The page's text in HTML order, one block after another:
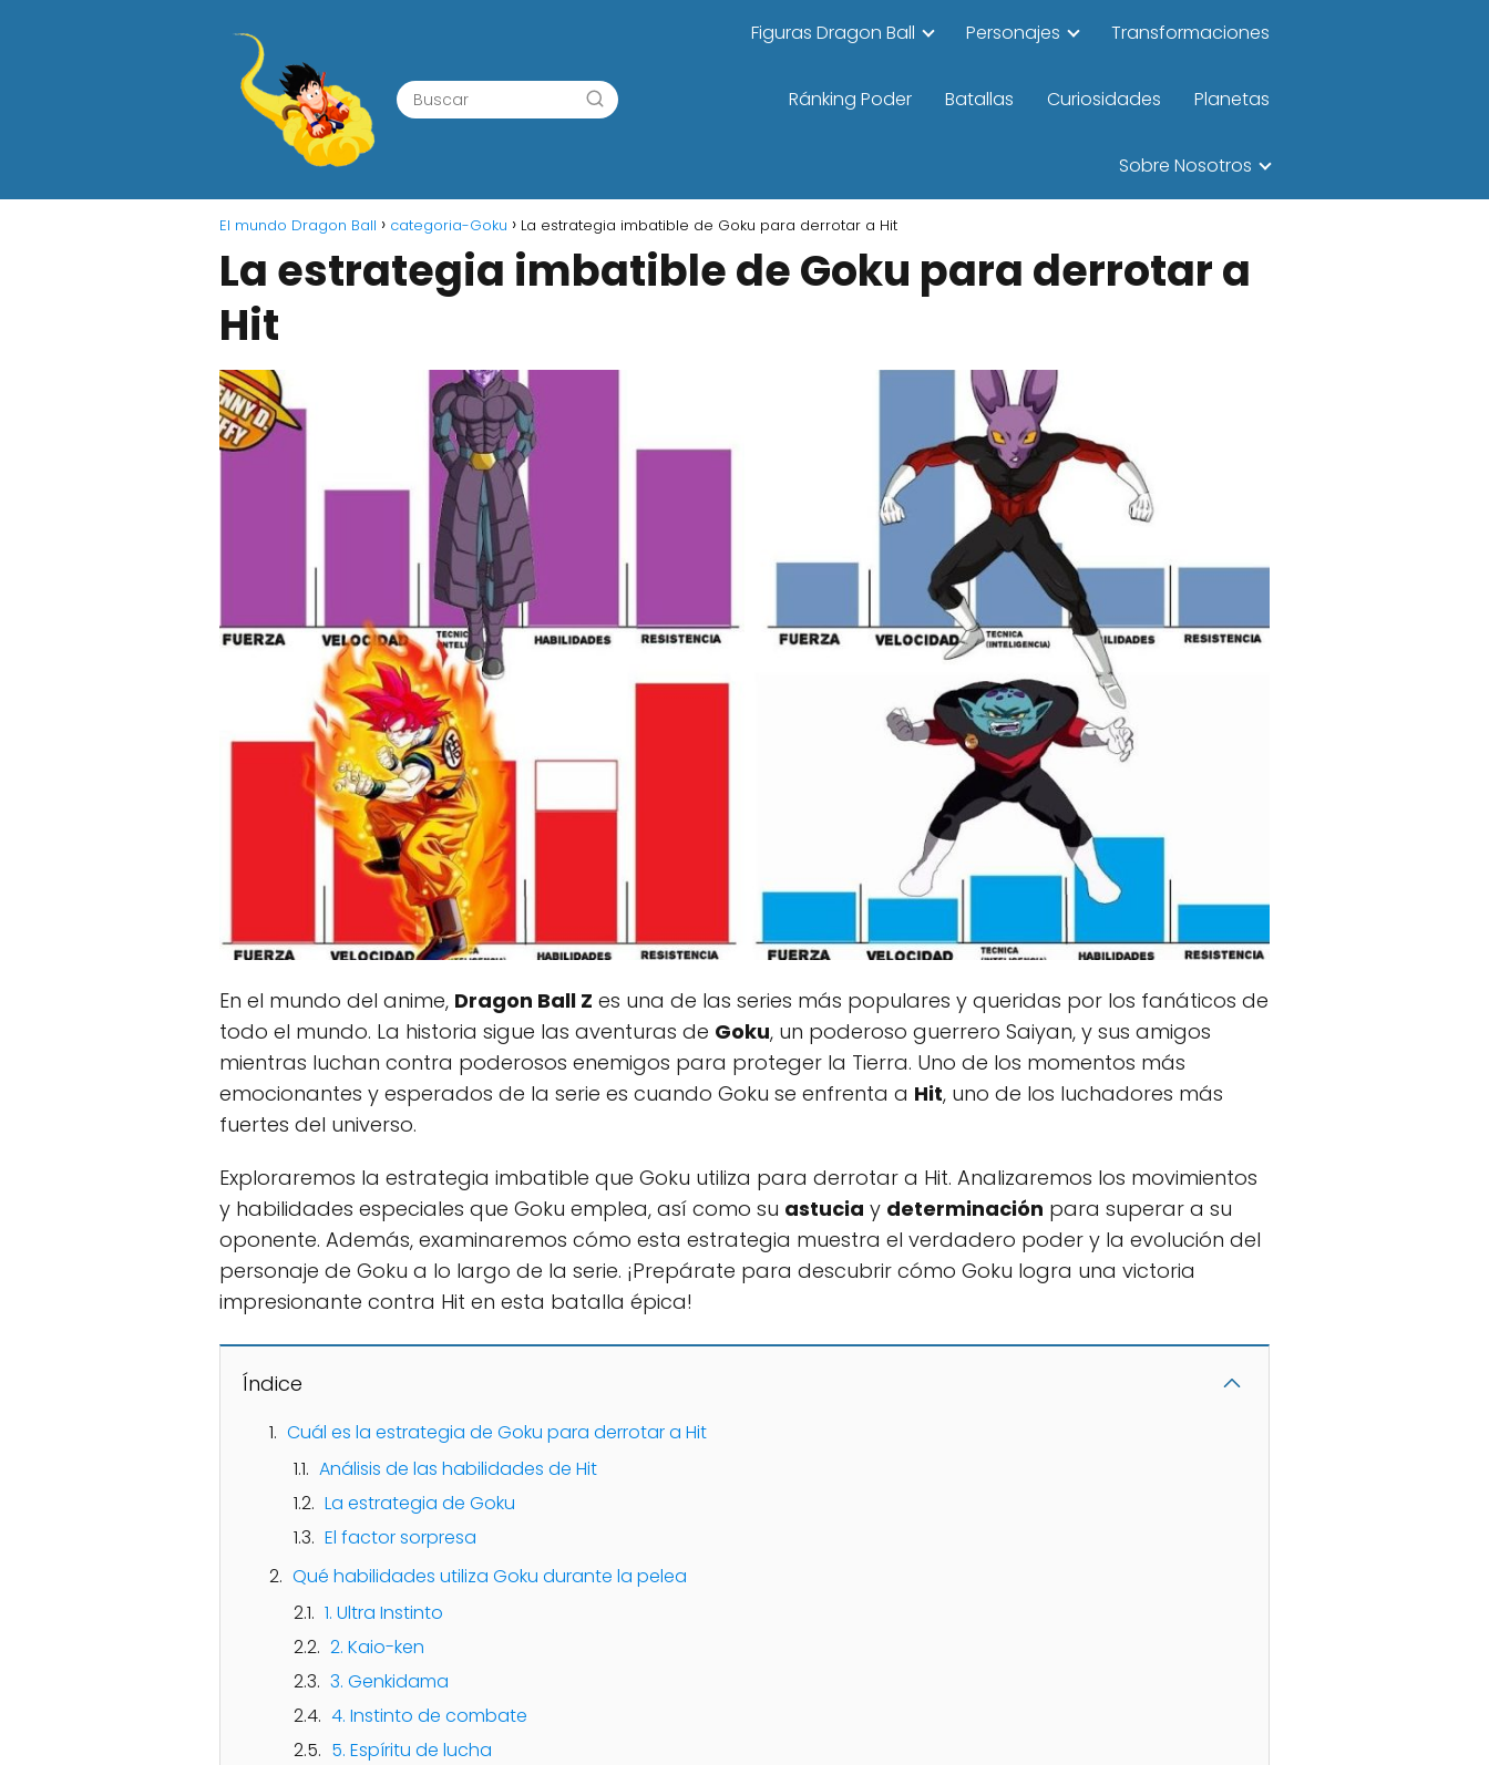
Figuras Dragon Ball Personajes Transformaciones
Ránking Poder Batallas Curiosidades Planetas
Sobre Nosotros
El mundo Dragon Ball categoria-Goku La estrategia imbatible de Goku para derrotar a Hit
La estrategia imbatible de Goku para derrotar a
Hit
En el mundo del anime, Dragon Ball Z es una de las series más populares y queridas por los fanáticos de
todo el mundo. La historia sigue las aventuras de Goku, un poderoso guerrero Saiyan, y sus amigos
mientras luchan contra poderosos enemigos para proteger la Tierra. Uno de los momentos más
emocionantes y esperados de la serie es cuando Goku se enfrenta a Hit, uno de los luchadores más
fuertes del universo.
Exploraremos la estrategia imbatible que Goku utiliza para derrotar a Hit. Analizaremos los movimientos
y habilidades especiales que Goku emplea, así como su astucia y determinación para superar a su
oponente. Además, examinaremos cómo esta estrategia muestra el verdadero poder y la evolución del
personaje de Goku a lo largo de la serie. ¡Prepárate para descubrir cómo Goku logra una victoria
impresionante contra Hit en esta batalla épica!
Índice
Cuál es la estrategia de Goku para derrotar a Hit
Análisis de las habilidades de Hit
La estrategia de Goku
El factor sorpresa
Qué habilidades utiliza Goku durante la pelea
1. Ultra Instinto
2. Kaio-ken
3. Genkidama
4. Instinto de combate
5. Espíritu de lucha